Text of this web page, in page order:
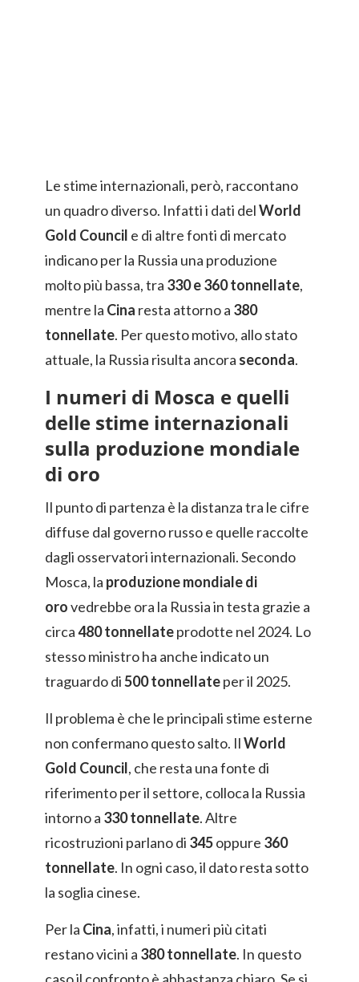
Le stime internazionali, però, raccontano
un quadro diverso. Infatti i dati delWorld
Gold Council e di altre fonti di mercato
indicano per la Russia una produzione
molto più bassa, tra 330 e 360 tonnellate,
mentre la Cina resta attorno a 380
tonnellate. Per questo motivo, allo stato
attuale, la Russia risulta ancora seconda.
I numeri di Mosca e quelli
delle stime internazionali
sulla produzione mondiale
di oro
Il punto di partenza è la distanza tra le cifre
diffuse dal governo russo e quelle raccolte
dagli osservatori internazionali. Secondo
Mosca, la produzione mondiale di
orovedrebbe ora la Russia in testa grazie a
circa480 tonnellateprodotte nel 2024. Lo
stesso ministro ha anche indicato un
traguardo di500 tonnellateper il 2025.
Il problema è che le principali stime esterne
non confermano questo salto. IlWorld
Gold Council, che resta una fonte di
riferimento per il settore, colloca la Russia
intorno a 330 tonnellate. Altre
ricostruzioni parlano di 345oppure 360
tonnellate. In ogni caso, il dato resta sotto
la soglia cinese.
Per la Cina, infatti, i numeri più citati
restano vicini a 380 tonnellate. In questo